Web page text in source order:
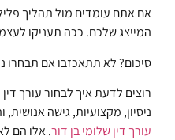
אם אתם עומדים מול תהליך
המייצג שלכם. ככה תעניקו
סיכום? לא תתאכזבו אם תבחרו
רוצים לדעת איך לבחור עורך
ניסיון, מקצועיות, גישה
עורך דין שלומי בן דור